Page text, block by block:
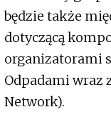
będzie także
dotyczącą
organizatorami
Odpadami wraz
Network).